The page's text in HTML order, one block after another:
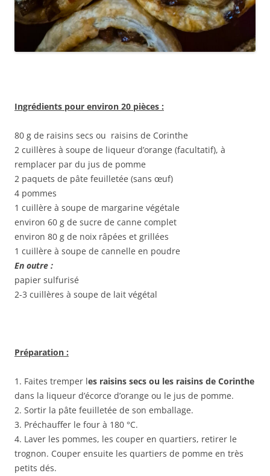
Ingrédients pour environ 20 pièces :
80 g de raisins secs ou raisins de Corinthe
2 cuillères à soupe de liqueur d’orange (facultatif), à
remplacer par du jus de pomme
2 paquets de pâte feuilletée (sans œuf)
4 pommes
1 cuillère à soupe de margarine végétale
environ 60 g de sucre de canne complet
environ 80 g de noix râpées et grillées
1 cuillère à soupe de cannelle en poudre
En outre :
papier sulfurisé
2-3 cuillères à soupe de lait végétal
Préparation :
1. Faites tremper les raisins secs ou les raisins de Corinthe
dans la liqueur d’écorce d’orange ou le jus de pomme.
2. Sortir la pâte feuilletée de son emballage.
3. Préchauffer le four à 180 °C.
4. Laver les pommes, les couper en quartiers, retirer le
trognon. Couper ensuite les quartiers de pomme en très
petits dés.